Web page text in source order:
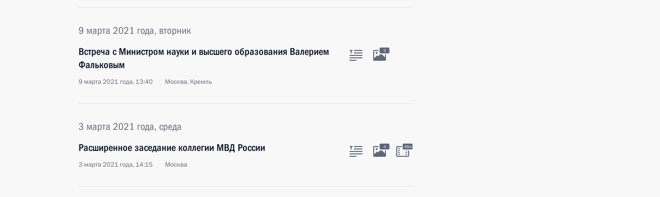
9 марта 2021 года, вторник
Встреча с Министром науки и высшего образования Валерием
Фальковым
9 марта 2021 года, 13:40 Москва, Кремль
5
3 марта 2021 года, среда
Расширенное заседание коллегии МВД России
3 марта 2021 года, 14:15 Москва
4 48м